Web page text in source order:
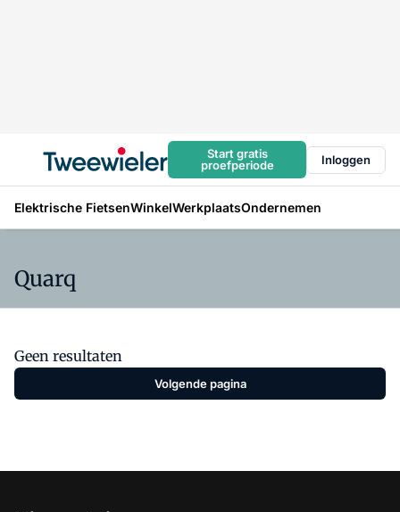
Start gratis
proefperiode
Inloggen
Elektrische FietsenWinkelWerkplaatsOndernemen
Quarq
Geen resultaten
Volgende pagina